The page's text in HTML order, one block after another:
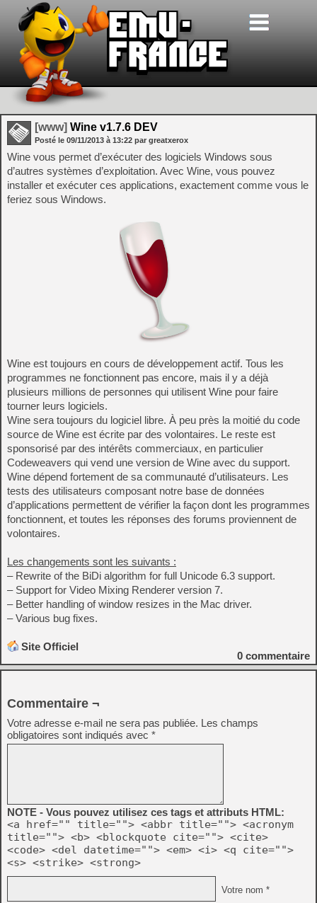
[www] Wine v1.7.6 DEV
Posté le 09/11/2013 à 13:22 par greatxerox
Wine vous permet d’exécuter des logiciels Windows sous
d’autres systèmes d’exploitation. Avec Wine, vous pouvez
installer et exécuter ces applications, exactement comme vous le
feriez sous Windows.
Wine est toujours en cours de développement actif. Tous les
programmes ne fonctionnent pas encore, mais il y a déjà
plusieurs millions de personnes qui utilisent Wine pour faire
tourner leurs logiciels.
Wine sera toujours du logiciel libre. À peu près la moitié du code
source de Wine est écrite par des volontaires. Le reste est
sponsorisé par des intérêts commerciaux, en particulier
Codeweavers qui vend une version de Wine avec du support.
Wine dépend fortement de sa communauté d’utilisateurs. Les
tests des utilisateurs composant notre base de données
d’applications permettent de vérifier la façon dont les programmes
fonctionnent, et toutes les réponses des forums proviennent de
volontaires.
Les changements sont les suivants :
– Rewrite of the BiDi algorithm for full Unicode 6.3 support.
– Support for Video Mixing Renderer version 7.
– Better handling of window resizes in the Mac driver.
– Various bug fixes.
Site Officiel
0 commentaire
Commentaire ¬
Votre adresse e-mail ne sera pas publiée. Les champs
obligatoires sont indiqués avec *
NOTE - Vous pouvez utilisez ces tags et attributs HTML:
<a href="" title=""> <abbr title=""> <acronym
title=""> <b> <blockquote cite=""> <cite>
<code> <del datetime=""> <em> <i> <q cite="">
<s> <strike> <strong>
Votre nom *